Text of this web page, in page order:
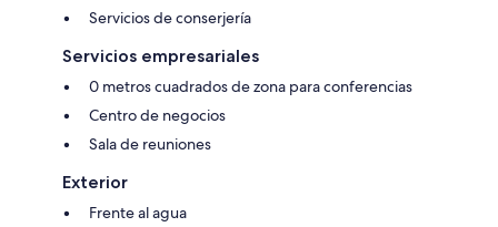
Servicios de conserjería
Servicios empresariales
0 metros cuadrados de zona para conferencias
Centro de negocios
Sala de reuniones
Exterior
Frente al agua